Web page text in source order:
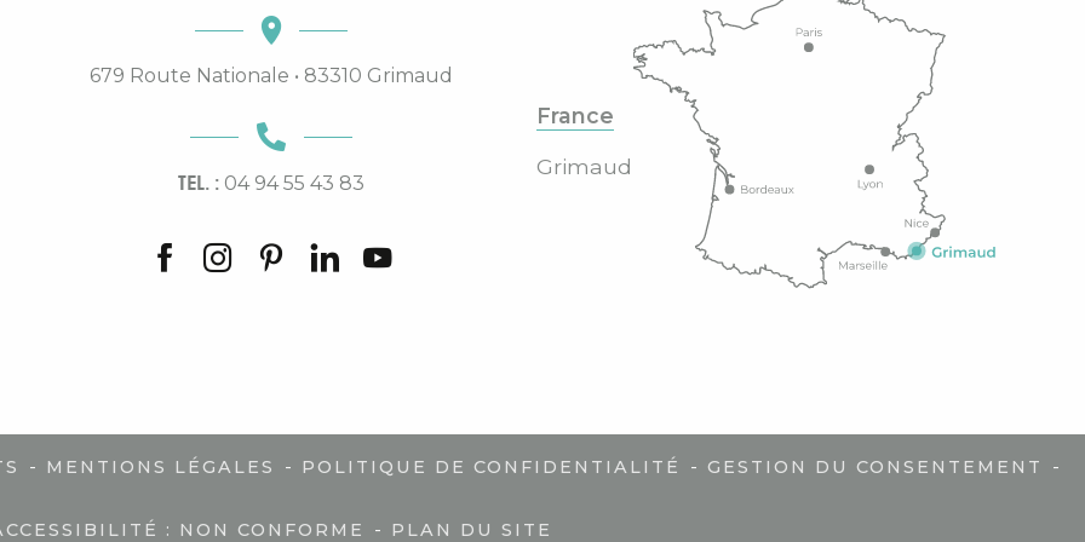
679 Route Nationale • 83310 Grimaud
TEL. : 04 94 55 43 83
France
Grimaud
- MENTIONS LÉGALES - POLITIQUE DE CONFIDENTIALITÉ - GESTION DU CONSENTEMENT -
: NON CONFORME - PLAN DU SITE